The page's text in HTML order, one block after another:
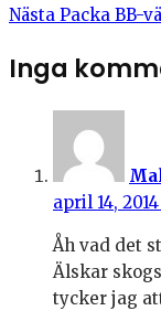
Nästa Packa BB-
Inga
april 14,
Åh vad det
Älskar
tycker jag